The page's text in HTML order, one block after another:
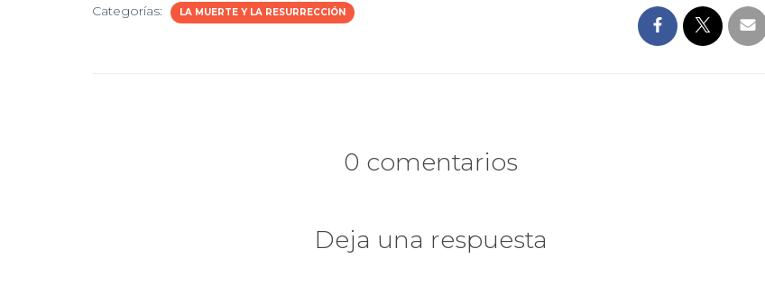
Categorías: LA MUERTE Y LA RESURRECCIÓN
0 comentarios
Deja una respuesta